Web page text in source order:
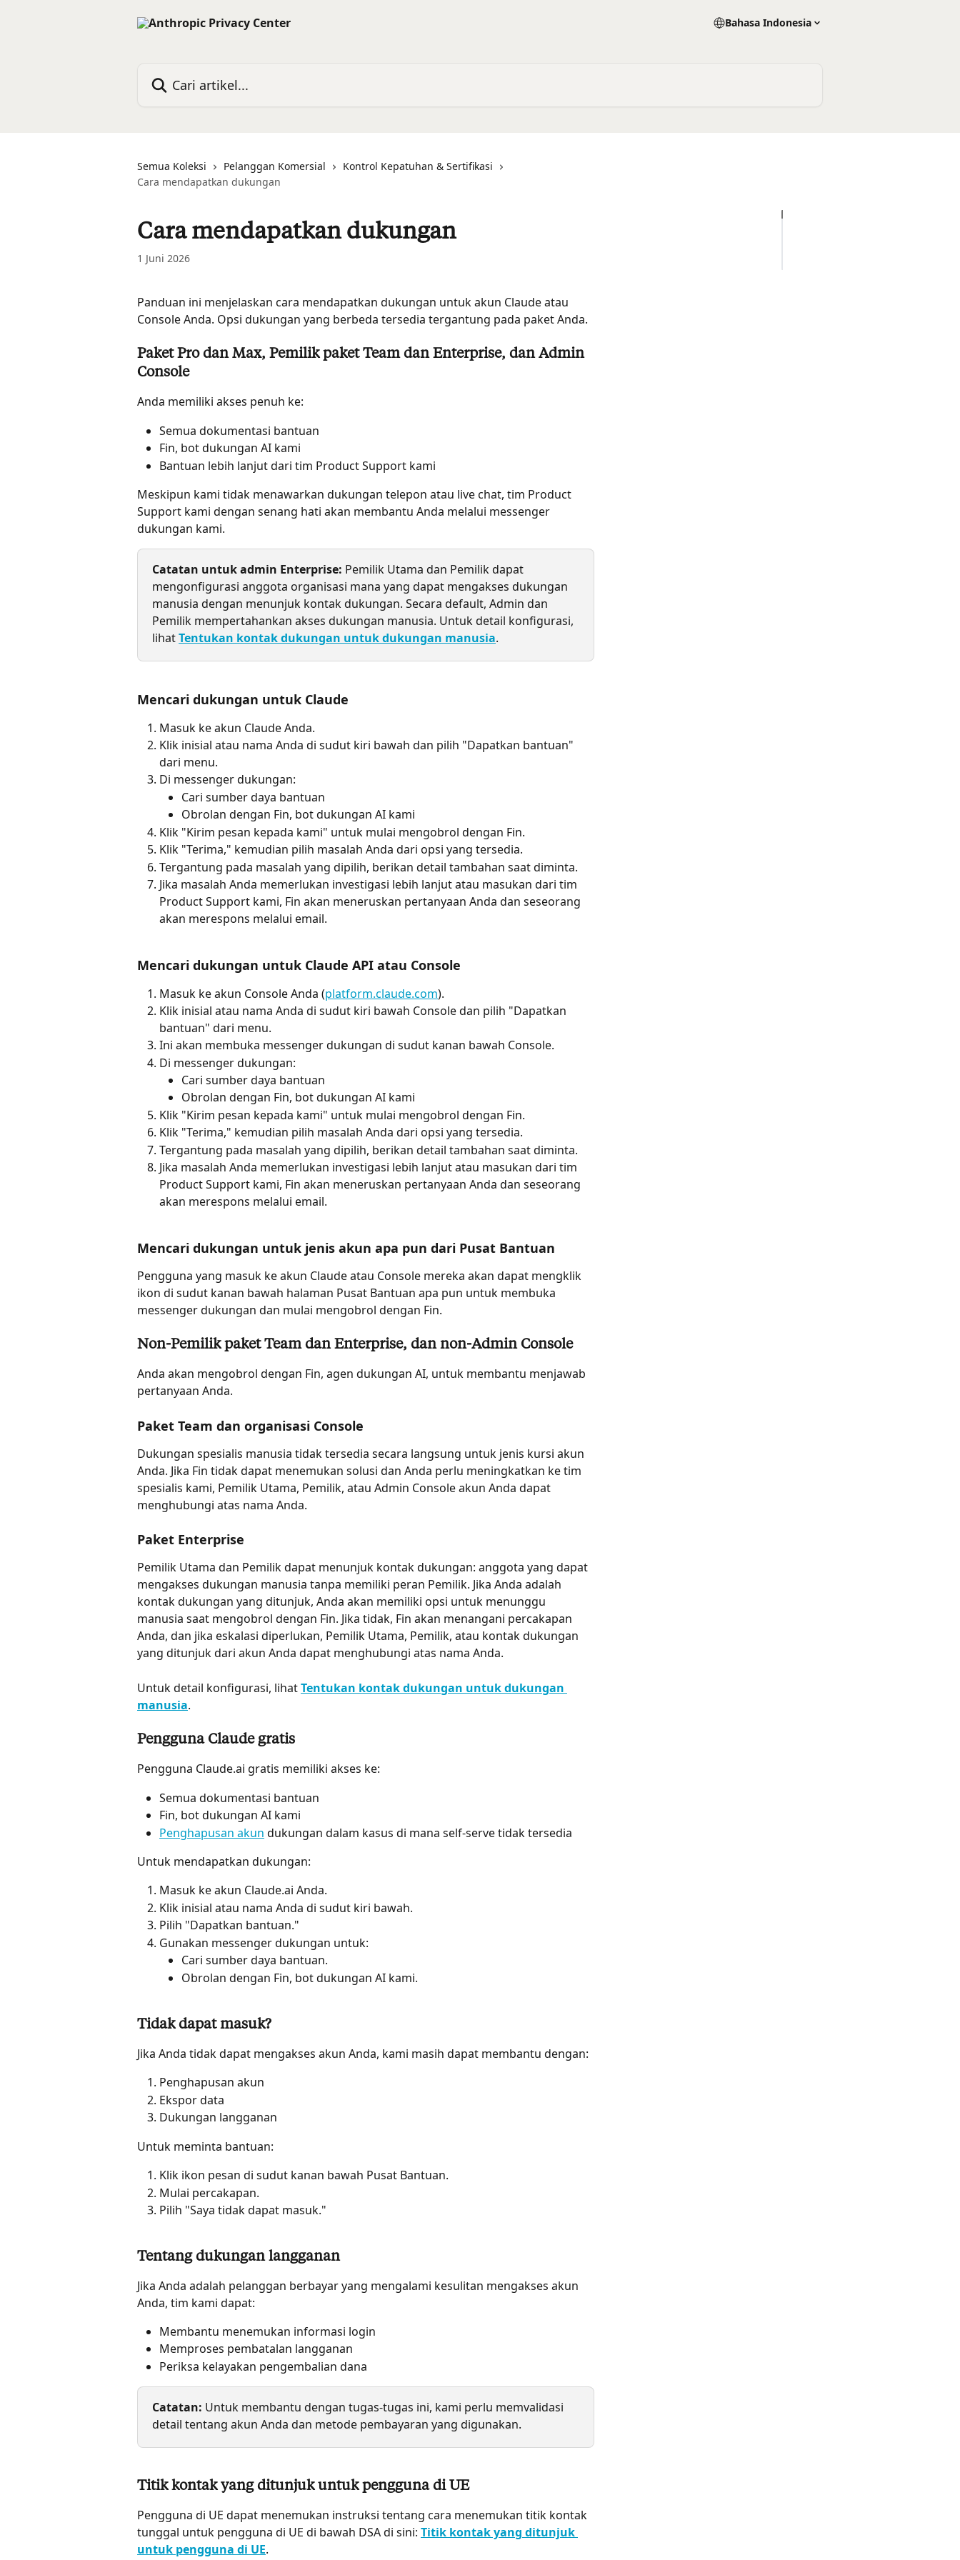
Bahasa Indonesia
Semua Koleksi Pelanggan Komersial
Kontrol Kepatuhan & Sertifikasi
Cara mendapatkan dukungan
Cara mendapatkan dukungan
1 Juni 2026
Panduan ini menjelaskan cara mendapatkan dukungan untuk akun Claude atau
Console Anda. Opsi dukungan yang berbeda tersedia tergantung pada paket Anda.
Paket Pro dan Max, Pemilik paket Team dan Enterprise, dan Admin
Console
Anda memiliki akses penuh ke:
Semua dokumentasi bantuan
Fin, bot dukungan AI kami
Bantuan lebih lanjut dari tim Product Support kami
Meskipun kami tidak menawarkan dukungan telepon atau live chat, tim Product
Support kami dengan senang hati akan membantu Anda melalui messenger
dukungan kami.
Catatan untuk admin Enterprise: Pemilik Utama dan Pemilik dapat
mengonfigurasi anggota organisasi mana yang dapat mengakses dukungan
manusia dengan menunjuk kontak dukungan. Secara default, Admin dan
Pemilik mempertahankan akses dukungan manusia. Untuk detail konfigurasi,
lihat Tentukan kontak dukungan untuk dukungan manusia.
Mencari dukungan untuk Claude
Masuk ke akun Claude Anda.
Klik inisial atau nama Anda di sudut kiri bawah dan pilih "Dapatkan bantuan"
dari menu.
Di messenger dukungan:
Cari sumber daya bantuan
Obrolan dengan Fin, bot dukungan AI kami
Klik "Kirim pesan kepada kami" untuk mulai mengobrol dengan Fin.
Klik "Terima," kemudian pilih masalah Anda dari opsi yang tersedia.
Tergantung pada masalah yang dipilih, berikan detail tambahan saat diminta.
Jika masalah Anda memerlukan investigasi lebih lanjut atau masukan dari tim
Product Support kami, Fin akan meneruskan pertanyaan Anda dan seseorang
akan merespons melalui email.
Mencari dukungan untuk Claude API atau Console
Masuk ke akun Console Anda (platform.claude.com).
Klik inisial atau nama Anda di sudut kiri bawah Console dan pilih "Dapatkan
bantuan" dari menu.
Ini akan membuka messenger dukungan di sudut kanan bawah Console.
Di messenger dukungan:
Cari sumber daya bantuan
Obrolan dengan Fin, bot dukungan AI kami
Klik "Kirim pesan kepada kami" untuk mulai mengobrol dengan Fin.
Klik "Terima," kemudian pilih masalah Anda dari opsi yang tersedia.
Tergantung pada masalah yang dipilih, berikan detail tambahan saat diminta.
Jika masalah Anda memerlukan investigasi lebih lanjut atau masukan dari tim
Product Support kami, Fin akan meneruskan pertanyaan Anda dan seseorang
akan merespons melalui email.
Mencari dukungan untuk jenis akun apa pun dari Pusat Bantuan
Pengguna yang masuk ke akun Claude atau Console mereka akan dapat mengklik
ikon di sudut kanan bawah halaman Pusat Bantuan apa pun untuk membuka
messenger dukungan dan mulai mengobrol dengan Fin.
Non-Pemilik paket Team dan Enterprise, dan non-Admin Console
Anda akan mengobrol dengan Fin, agen dukungan AI, untuk membantu menjawab
pertanyaan Anda.
Paket Team dan organisasi Console
Dukungan spesialis manusia tidak tersedia secara langsung untuk jenis kursi akun
Anda. Jika Fin tidak dapat menemukan solusi dan Anda perlu meningkatkan ke tim
spesialis kami, Pemilik Utama, Pemilik, atau Admin Console akun Anda dapat
menghubungi atas nama Anda.
Paket Enterprise
Pemilik Utama dan Pemilik dapat menunjuk kontak dukungan: anggota yang dapat
mengakses dukungan manusia tanpa memiliki peran Pemilik. Jika Anda adalah
kontak dukungan yang ditunjuk, Anda akan memiliki opsi untuk menunggu
manusia saat mengobrol dengan Fin. Jika tidak, Fin akan menangani percakapan
Anda, dan jika eskalasi diperlukan, Pemilik Utama, Pemilik, atau kontak dukungan
yang ditunjuk dari akun Anda dapat menghubungi atas nama Anda.
Untuk detail konfigurasi, lihat Tentukan kontak dukungan untuk dukungan
manusia.
Pengguna Claude gratis
Pengguna Claude.ai gratis memiliki akses ke:
Semua dokumentasi bantuan
Fin, bot dukungan AI kami
Penghapusan akun dukungan dalam kasus di mana self-serve tidak tersedia
Untuk mendapatkan dukungan:
Masuk ke akun Claude.ai Anda.
Klik inisial atau nama Anda di sudut kiri bawah.
Pilih "Dapatkan bantuan."
Gunakan messenger dukungan untuk:
Cari sumber daya bantuan.
Obrolan dengan Fin, bot dukungan AI kami.
Tidak dapat masuk?
Jika Anda tidak dapat mengakses akun Anda, kami masih dapat membantu dengan:
Penghapusan akun
Ekspor data
Dukungan langganan
Untuk meminta bantuan:
Klik ikon pesan di sudut kanan bawah Pusat Bantuan.
Mulai percakapan.
Pilih "Saya tidak dapat masuk."
Tentang dukungan langganan
Jika Anda adalah pelanggan berbayar yang mengalami kesulitan mengakses akun
Anda, tim kami dapat:
Membantu menemukan informasi login
Memproses pembatalan langganan
Periksa kelayakan pengembalian dana
Catatan: Untuk membantu dengan tugas-tugas ini, kami perlu memvalidasi
detail tentang akun Anda dan metode pembayaran yang digunakan.
Titik kontak yang ditunjuk untuk pengguna di UE
Pengguna di UE dapat menemukan instruksi tentang cara menemukan titik kontak
tunggal untuk pengguna di UE di bawah DSA di sini: Titik kontak yang ditunjuk
untuk pengguna di UE.